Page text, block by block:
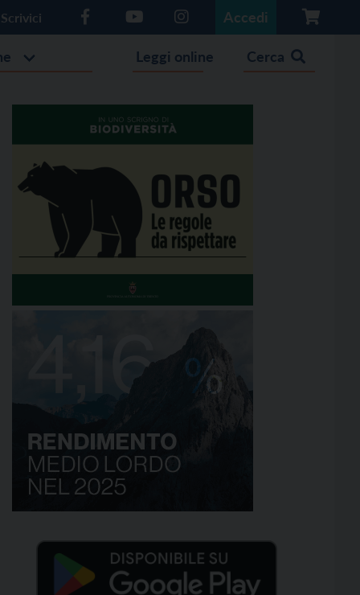
Scrivici Accedi
Leggi online Cerca